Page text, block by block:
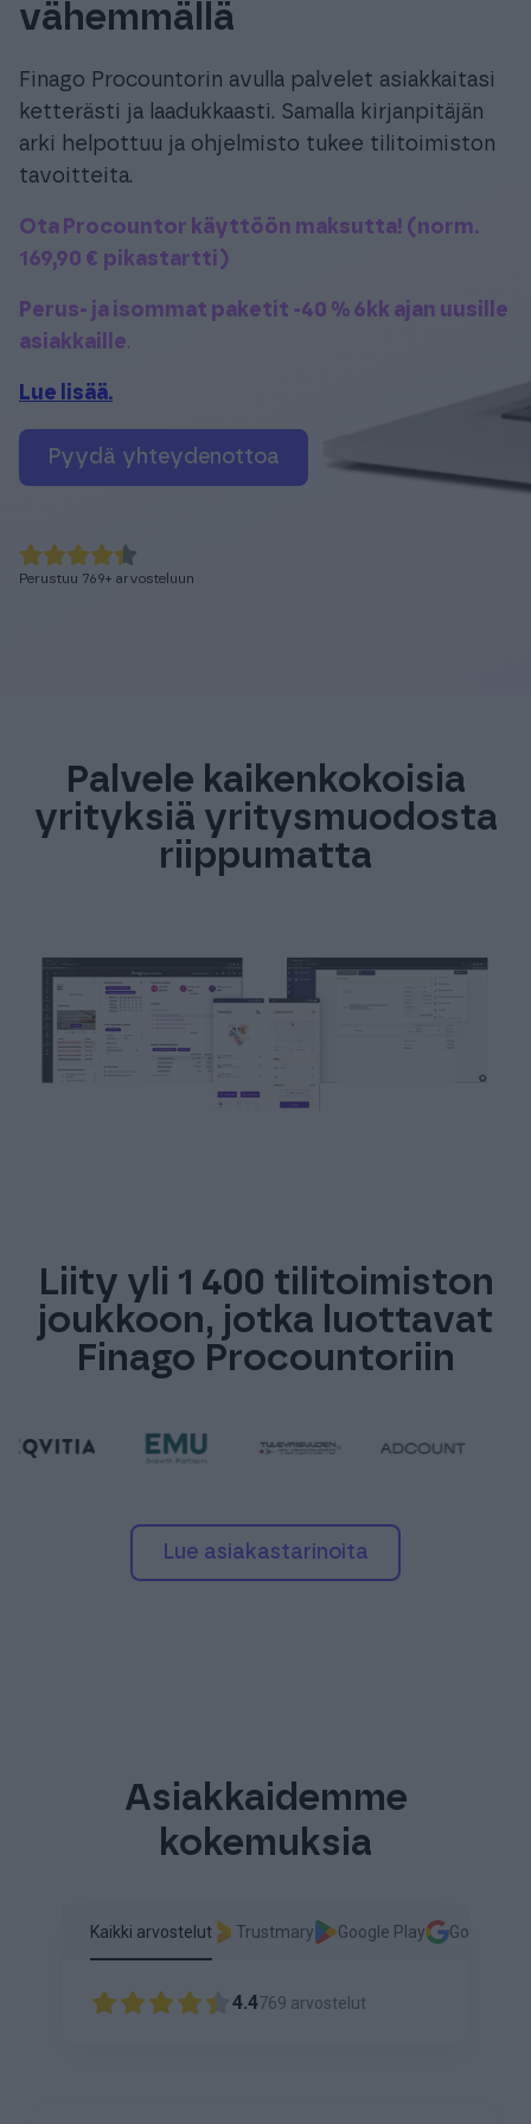
Tuki & Koulutus
Meistä & Ajankohtaista
Tilaa Procountor
vähemmällä
Finago Procountorin avulla palvelet asiakkaitasi
ketterästi ja laadukkaasti. Samalla kirjanpitäjän
arki helpottuu ja ohjelmisto tukee tilitoimiston
tavoitteita.
Ota Procountor käyttöön maksutta! (norm.
169,90 € pikastartti)
Perus- ja isommat paketit -40 % 6kk ajan uusille
asiakkaille.
Lue lisää.
pyydä yhteydenottoa
Perustuu 769+ arvosteluun
Palvele kaikenkokoisia
yrityksiä yritysmuodosta
riippumatta
Liity yli 1 400 tilitoimiston
joukkoon, jotka luottavat
Finago Procountoriin
Lue asiakastarinoita
Asiakkaidemme
kokemuksia
Kaikki arvostelut Trustmary Google Play Google
4.4769 arvostelut